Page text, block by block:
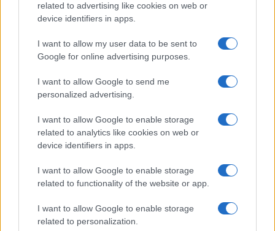
related to advertising like cookies on web or
device identifiers in apps.
I want to allow my user data to be sent to
Google for online advertising purposes.
I want to allow Google to send me
personalized advertising.
I want to allow Google to enable storage
related to analytics like cookies on web or
device identifiers in apps.
I want to allow Google to enable storage
related to functionality of the website or app.
I want to allow Google to enable storage
related to personalization.
Meteo Olbia 9 agosto, temperature in calo
Salmo finisce in ospedale a Catania, ma il tour
va avanti: “Sicilia, ci sono”
Jovanotti, Gabry Ponte e Alfa: Olbia ombelico del
mondo per una notte
Giorgia Meloni a La Maddalena, la vicesindaco:
“Orgoglio e discrezione per visita privata̶…
Incendio nella notte a Olbia, a fuoco due furgoni